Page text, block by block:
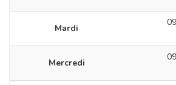
Mardi
Mercredi